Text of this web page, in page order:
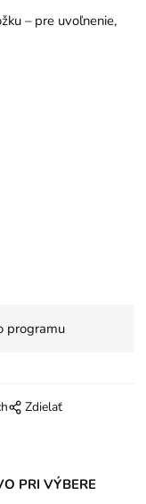
– pre uvoľnenie,
programu
Zdielať
PRI VÝBERE